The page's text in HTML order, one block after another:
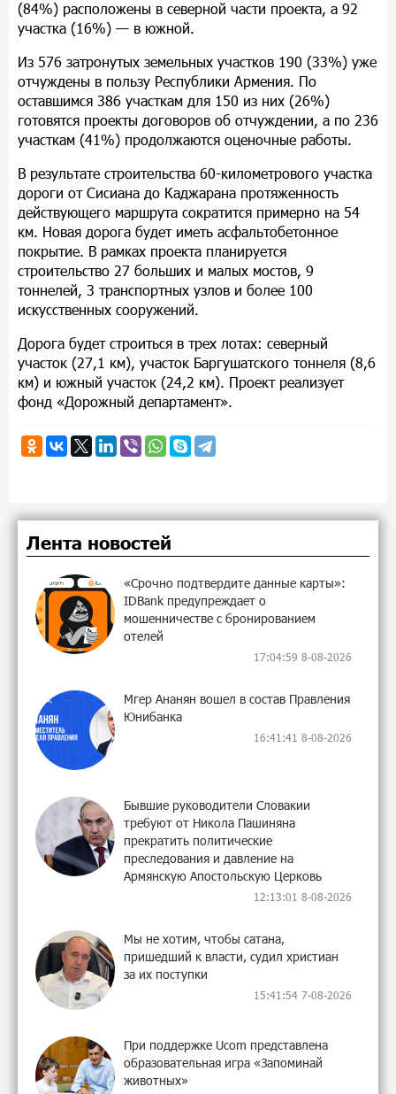
(84%) расположены в северной части проекта, а 92
участка (16%) — в южной.
Из 576 затронутых земельных участков 190 (33%) уже
отчуждены в пользу Республики Армения. По
оставшимся 386 участкам для 150 из них (26%)
готовятся проекты договоров об отчуждении, а по 236
участкам (41%) продолжаются оценочные работы.
В результате строительства 60-километрового участка
дороги от Сисиана до Каджарана протяженность
действующего маршрута сократится примерно на 54
км. Новая дорога будет иметь асфальтобетонное
покрытие. В рамках проекта планируется
строительство 27 больших и малых мостов, 9
тоннелей, 3 транспортных узлов и более 100
искусственных сооружений.
Дорога будет строиться в трех лотах: северный
участок (27,1 км), участок Баргушатского тоннеля (8,6
км) и южный участок (24,2 км). Проект реализует
фонд «Дорожный департамент».
Лента новостей
«Срочно подтвердите данные карты»:
IDBank предупреждает о
мошенничестве с бронированием
отелей
17:04:59 8-08-2026
Мгер Ананян вошел в состав Правления
Юнибанка
16:41:41 8-08-2026
Бывшие руководители Словакии
требуют от Никола Пашиняна
прекратить политические
преследования и давление на
Армянскую Апостольскую Церковь
12:13:01 8-08-2026
Мы не хотим, чтобы сатана,
пришедший к власти, судил христиан
за их поступки
15:41:54 7-08-2026
При поддержке Ucom представлена
образовательная игра «Запоминай
животных»